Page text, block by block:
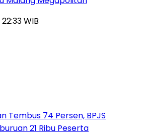
WIB
Tembus 74 Persen, BPJS
21 Ribu Peserta